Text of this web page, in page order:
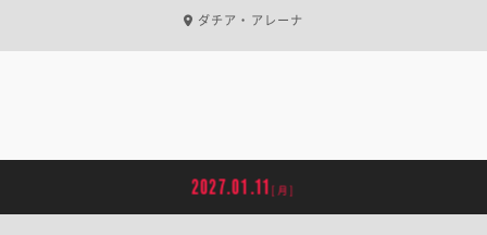
ダチア・アレーナ
2027.01.11 [月]